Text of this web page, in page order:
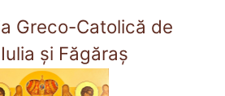
Greco-Catolică de
și Făgăraș